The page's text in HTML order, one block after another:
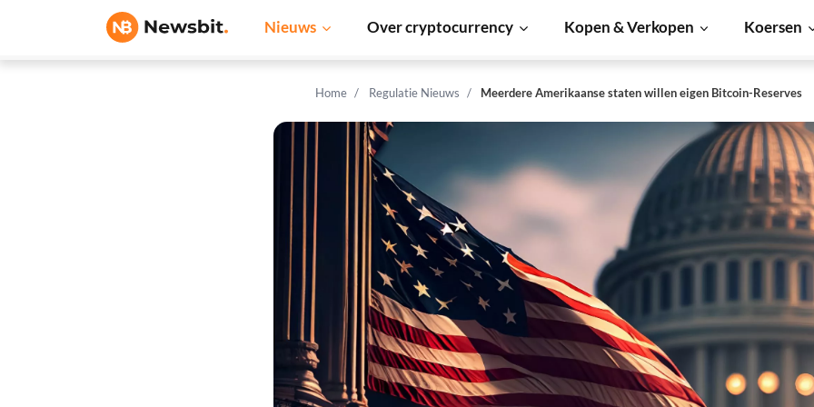
Nieuws Over cryptocurrency Kopen & Verkopen Koersen
Home Regulatie Nieuws Meerdere Amerikaanse staten willen eigen Bitcoin-Reserves